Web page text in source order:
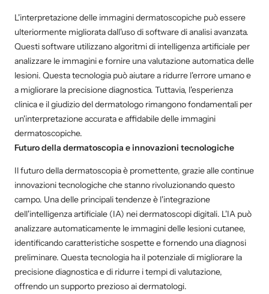
L'interpretazione delle immagini dermatoscopiche può essere
ulteriormente migliorata dall'uso di software di analisi avanzata.
Questi software utilizzano algoritmi di intelligenza artificiale per
analizzare le immagini e fornire una valutazione automatica delle
lesioni. Questa tecnologia può aiutare a ridurre l'errore umano e
a migliorare la precisione diagnostica. Tuttavia, l'esperienza
clinica e il giudizio del dermatologo rimangono fondamentali per
un'interpretazione accurata e affidabile delle immagini
dermatoscopiche.
Futuro della dermatoscopia e innovazioni tecnologiche
Il futuro della dermatoscopia è promettente, grazie alle continue
innovazioni tecnologiche che stanno rivoluzionando questo
campo. Una delle principali tendenze è l'integrazione
dell'intelligenza artificiale (IA) nei dermatoscopi digitali. L'IA può
analizzare automaticamente le immagini delle lesioni cutanee,
identificando caratteristiche sospette e fornendo una diagnosi
preliminare. Questa tecnologia ha il potenziale di migliorare la
precisione diagnostica e di ridurre i tempi di valutazione,
offrendo un supporto prezioso ai dermatologi.